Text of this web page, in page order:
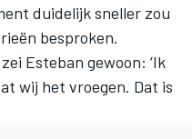
duidelijk sneller zou
besproken.
Esteban gewoon: ‘Ik
wij het vroegen. Dat is